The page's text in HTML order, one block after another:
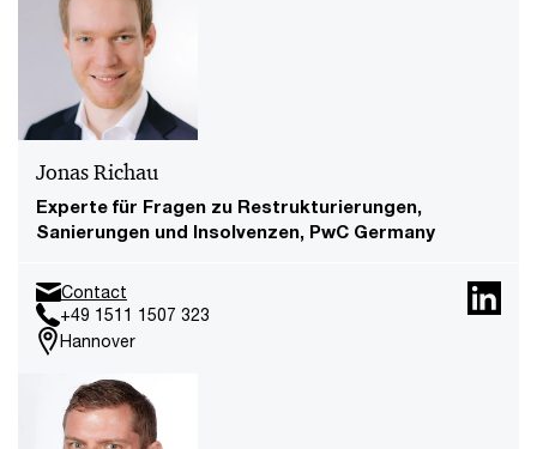
Jonas Richau
Experte für Fragen zu Restrukturierungen,
Sanierungen und Insolvenzen, PwC Germany
Contact
+49 1511 1507 323
Hannover